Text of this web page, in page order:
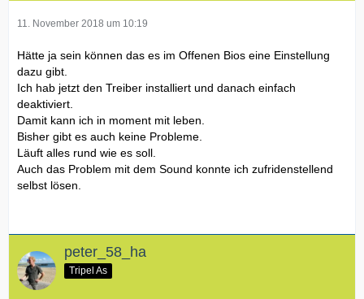
11. November 2018 um 10:19
Hätte ja sein können das es im Offenen Bios eine Einstellung
dazu gibt.
Ich hab jetzt den Treiber installiert und danach einfach
deaktiviert.
Damit kann ich in moment mit leben.
Bisher gibt es auch keine Probleme.
Läuft alles rund wie es soll.
Auch das Problem mit dem Sound konnte ich zufridenstellend
selbst lösen.
peter_58_ha
Tripel As